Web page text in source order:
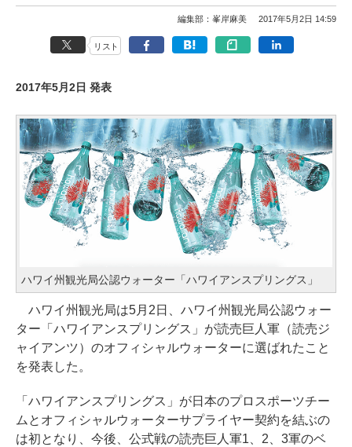
編集部：峯岸麻美 2017年5月2日 14:59
リスト
2017年5月2日 発表
ハワイ州観光局公認ウォーター「ハワイアンスプリングス」
ハワイ州観光局は5月2日、ハワイ州観光局公認ウォー
ター「ハワイアンスプリングス」が読売巨人軍（読売ジ
ャイアンツ）のオフィシャルウォーターに選ばれたこと
を発表した。
「ハワイアンスプリングス」が日本のプロスポーツチー
ムとオフィシャルウォーターサプライヤー契約を結ぶの
は初となり、今後、公式戦の読売巨人軍1、2、3軍のベ